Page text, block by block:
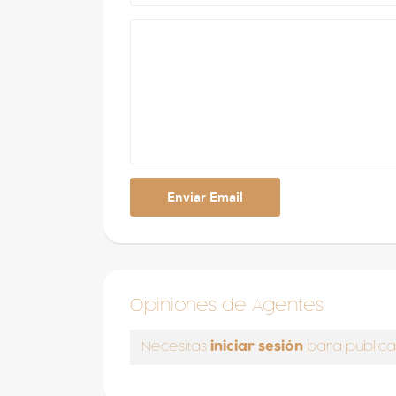
Opiniones de Agentes
Necesitas iniciar sesión para